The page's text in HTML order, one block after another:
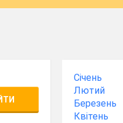
Січень
Лютий
Березень
Квітень